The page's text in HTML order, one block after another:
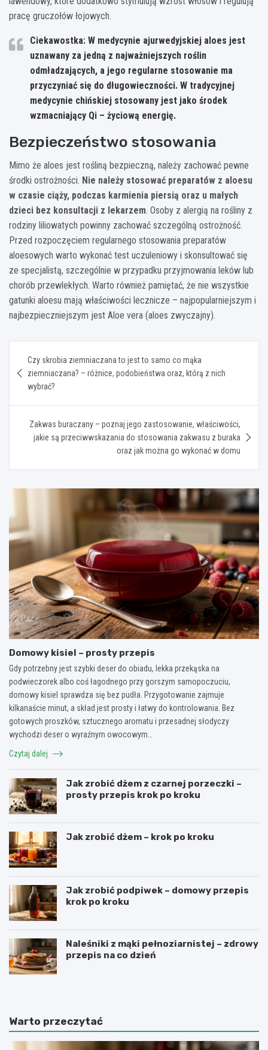
pracę gruczołów łojowych.
Ciekawostka: W medycynie ajurwedyjskiej aloes jest
uznawany za jedną z najważniejszych roślin
odmładzających, a jego regularne stosowanie ma
przyczyniać się do długowieczności. W tradycyjnej
medycynie chińskiej stosowany jest jako środek
wzmacniający Qi – życiową energię.
Bezpieczeństwo stosowania
Mimo że aloes jest rośliną bezpieczną, należy zachować pewne
środki ostrożności. Nie należy stosować preparatów z aloesu
w czasie ciąży, podczas karmienia piersią oraz u małych
dzieci bez konsultacji z lekarzem. Osoby z alergią na rośliny z
rodziny liliowatych powinny zachować szczególną ostrożność.
Przed rozpoczęciem regularnego stosowania preparatów
aloesowych warto wykonać test uczuleniowy i skonsultować się
ze specjalistą, szczególnie w przypadku przyjmowania leków lub
chorób przewlekłych. Warto również pamiętać, że nie wszystkie
gatunki aloesu mają właściwości lecznicze – najpopularniejszym i
najbezpieczniejszym jest Aloe vera (aloes zwyczajny).
wpisu
Czy skrobia ziemniaczana to jest to samo co mąka
ziemniaczana? – różnice, podobieństwa oraz, którą z nich
wybrać?
Zakwas buraczany – poznaj jego zastosowanie, właściwości,
jakie są przeciwwskazania do stosowania zakwasu z buraka
oraz jak można go wykonać w domu
Domowy kisiel – prosty przepis
Gdy potrzebny jest szybki deser do obiadu, lekka przekąska na
podwieczorek albo coś łagodnego przy gorszym samopoczuciu,
domowy kisiel sprawdza się bez pudła. Przygotowanie zajmuje
kilkanaście minut, a skład jest prosty i łatwy do kontrolowania. Bez
gotowych proszków, sztucznego aromatu i przesadnej słodyczy
wychodzi deser o wyraźnym owocowym…
Czytaj dalej
Jak zrobić dżem z czarnej porzeczki –
prosty przepis krok po kroku
Jak zrobić dżem – krok po kroku
Jak zrobić podpiwek – domowy przepis
krok po kroku
Naleśniki z mąki pełnoziarnistej – zdrowy
przepis na co dzień
Warto przeczytać